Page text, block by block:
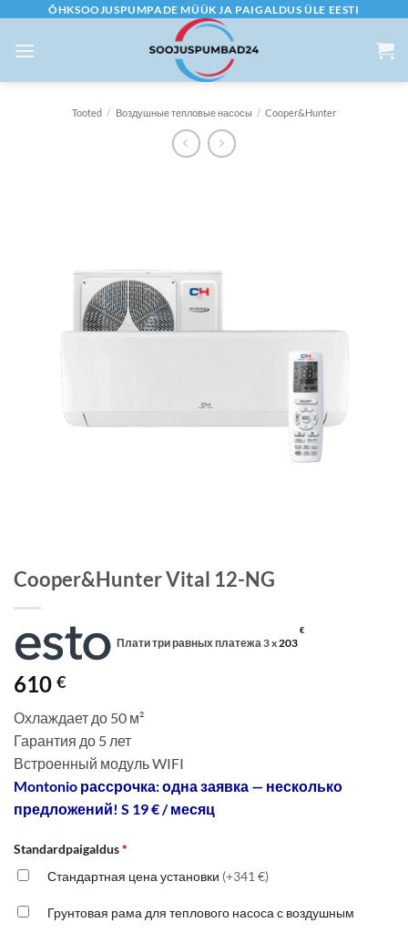
content
ÕHKSOOJUSPUMPADE MÜÜK JA PAIGALDUS ÜLE EESTI
Tooted / Воздушные тепловые насосы / Cooper&Hunter
Cooper&Hunter Vital 12-NG
Плати три равных платежа 3 x 203
€
610 €
Охлаждает до 50 м²
Гарантия до 5 лет
Встроенный модуль WIFI
Montonio рассрочка: одна заявка — несколько
предложений! S 19 € / месяц
Standardpaigaldus*
Стандартная цена установки (+341 €)
Грунтовая рама для теплового насоса с воздушным